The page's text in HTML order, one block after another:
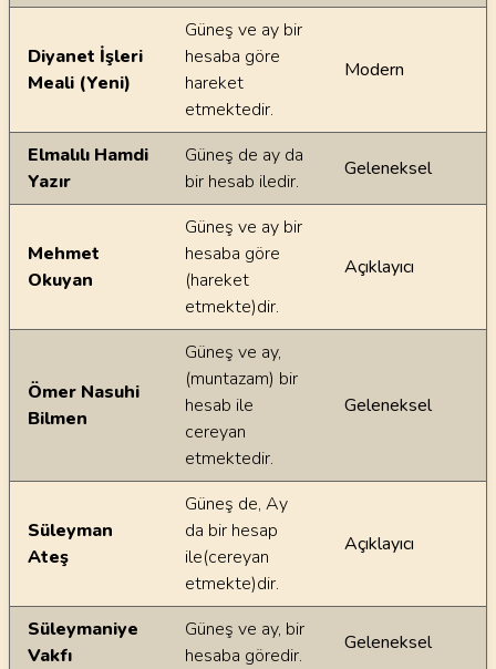
Diyanet İşleri
Meali (Yeni)
Güneş ve ay bir
hesaba göre
hareket
etmektedir.
Modern
Elmalılı Hamdi
Yazır
Güneş de ay da
bir hesab iledir.
Geleneksel
Mehmet
Okuyan
Güneş ve ay bir
hesaba göre
(hareket
etmekte)dir.
Açıklayıcı
Ömer Nasuhi
Bilmen
Güneş ve ay,
(muntazam) bir
hesab ile
cereyan
etmektedir.
Geleneksel
Süleyman
Ateş
Güneş de, Ay
da bir hesap
ile(cereyan
etmekte)dir.
Açıklayıcı
Süleymaniye
Vakfı
Güneş ve ay, bir
hesaba göredir.
Geleneksel